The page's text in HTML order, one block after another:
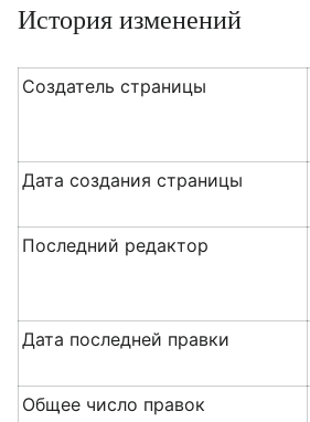
История изменений
Создатель страницы
Дата создания страницы
Последний редактор
Дата последней правки
Общее число правок